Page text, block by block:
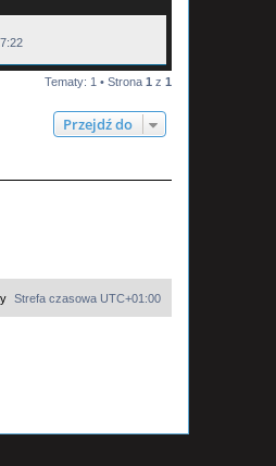
Tematy: 1 • Strona 1 z 1
Przejdź do
Strefa czasowa UTC+01:00